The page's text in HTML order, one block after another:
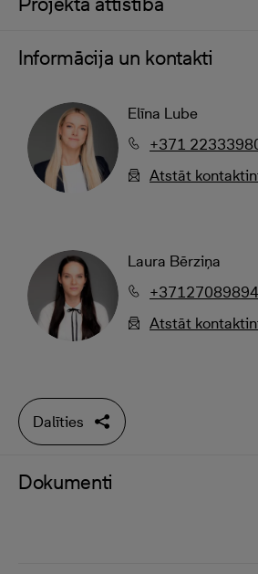
Informācija un kontakti
Elīna Lube
+371
Atstāt
Laura Bērziņa
+37127089894
Atstāt
Dalīties
Dokumenti